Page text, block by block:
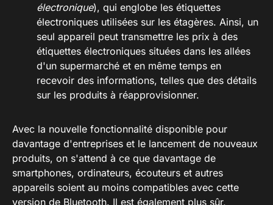
électronique), qui englobe les étiquettes
électroniques utilisées sur les étagères. Ainsi, un
seul appareil peut transmettre les prix à des
étiquettes électroniques situées dans les allées
d'un supermarché et en même temps en
recevoir des informations, telles que des détails
sur les produits à réapprovisionner.
Avec la nouvelle fonctionnalité disponible pour
davantage d'entreprises et le lancement de nouveaux
produits, on s'attend à ce que davantage de
smartphones, ordinateurs, écouteurs et autres
appareils soient au moins compatibles avec cette
version de Bluetooth. Il est également plus sûr,